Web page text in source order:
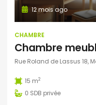
12 mois ago
CHAMBRE
Chambre
Rue Roland de Lassus 18,
15 m2
0 SDB privée